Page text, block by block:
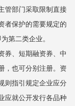
管部门采取限制直接
者保护的需要规定的
第二类企业。
券、短期融资券、中
，也可分别注册。资
则指引规定企业应分
应就公开发行各品种